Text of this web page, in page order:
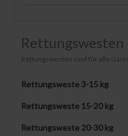
Rettungswesten
Rettungswesten sind für alle
Rettungsweste 3-15 kg
Rettungsweste 15-20 kg
Rettungsweste 20-30 kg